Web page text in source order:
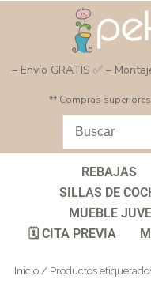
– Envío GRATIS ✅ –
** Compras
REBAJAS
SILLAS DE
MUEBLE
🗓️ CITA PREVIA
Inicio / Productos